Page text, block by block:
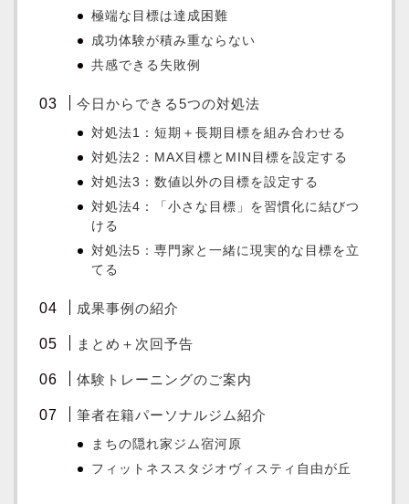
極端な目標は達成困難
成功体験が積み重ならない
共感できる失敗例
今日からできる5つの対処法
対処法1：短期＋長期目標を組み合わせる
対処法2：MAX目標とMIN目標を設定する
対処法3：数値以外の目標を設定する
対処法4：「小さな目標」を習慣化に結びつ
ける
対処法5：専門家と一緒に現実的な目標を立
てる
成果事例の紹介
まとめ＋次回予告
体験トレーニングのご案内
筆者在籍パーソナルジム紹介
まちの隠れ家ジム宿河原
フィットネススタジオヴィスティ自由が丘